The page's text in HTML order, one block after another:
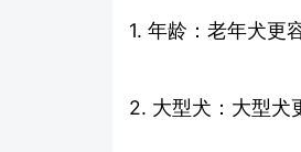
1. 年龄：老年犬更
2. 大型犬：大型犬